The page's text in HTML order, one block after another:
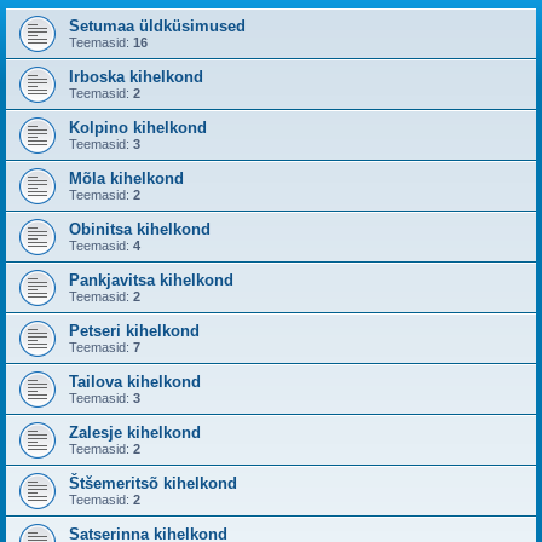
Setumaa üldküsimused
Teemasid: 16
Irboska kihelkond
Teemasid: 2
Kolpino kihelkond
Teemasid: 3
Mõla kihelkond
Teemasid: 2
Obinitsa kihelkond
Teemasid: 4
Pankjavitsa kihelkond
Teemasid: 2
Petseri kihelkond
Teemasid: 7
Tailova kihelkond
Teemasid: 3
Zalesje kihelkond
Teemasid: 2
Štšemeritsõ kihelkond
Teemasid: 2
Satserinna kihelkond